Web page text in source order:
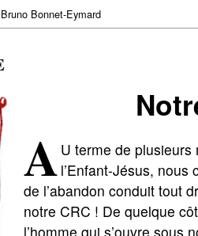
Bonnet-Eymard
A U terme de
l’Enfant-­Jésus,
de l’abandon conduit tout
notre CRC ! De quelque
l’homme qui s’ouvre sous